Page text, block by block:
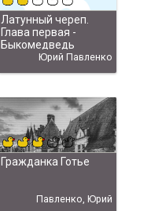
Латунный череп.
Глава первая -
Быкомедведь
Юрий Павленко
Гражданка Готье
Павленко, Юрий